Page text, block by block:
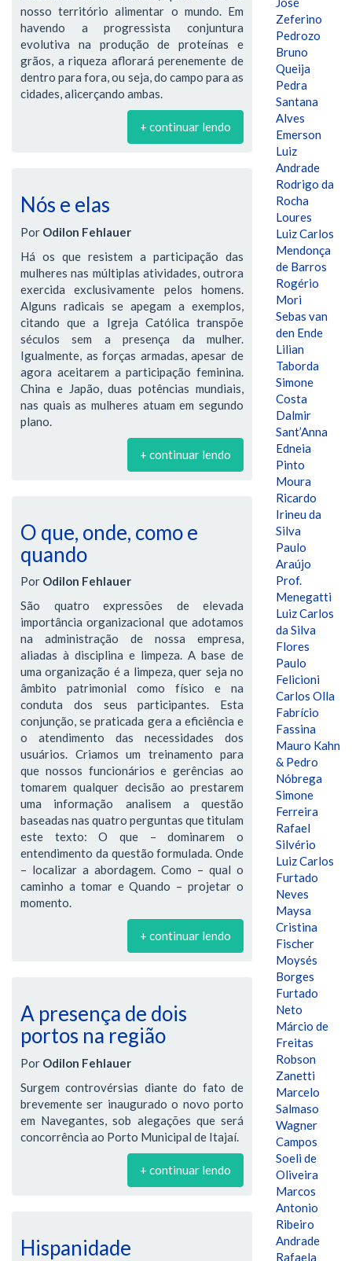
nosso território alimentar o mundo. Em
havendo a progressista conjuntura
evolutiva na produção de proteínas e
grãos, a riqueza aflorará perenemente de
dentro para fora, ou seja, do campo para as
cidades, alicerçando ambas.
+ continuar lendo
Nós e elas
Por Odilon Fehlauer
Há os que resistem a participação das
mulheres nas múltiplas atividades, outrora
exercida exclusivamente pelos homens.
Alguns radicais se apegam a exemplos,
citando que a Igreja Católica transpõe
séculos sem a presença da mulher.
Igualmente, as forças armadas, apesar de
agora aceitarem a participação feminina.
China e Japão, duas potências mundiais,
nas quais as mulheres atuam em segundo
plano.
+ continuar lendo
O que, onde, como e
quando
Por Odilon Fehlauer
São quatro expressões de elevada
importância organizacional que adotamos
na administração de nossa empresa,
aliadas à disciplina e limpeza. A base de
uma organização é a limpeza, quer seja no
âmbito patrimonial como físico e na
conduta dos seus participantes. Esta
conjunção, se praticada gera a eficiência e
o atendimento das necessidades dos
usuários. Criamos um treinamento para
que nossos funcionários e gerências ao
tomarem qualquer decisão ao prestarem
uma informação analisem a questão
baseadas nas quatro perguntas que titulam
este texto: O que – dominarem o
entendimento da questão formulada. Onde
– localizar a abordagem. Como – qual o
caminho a tomar e Quando – projetar o
momento.
+ continuar lendo
A presença de dois
portos na região
Por Odilon Fehlauer
Surgem controvérsias diante do fato de
brevemente ser inaugurado o novo porto
em Navegantes, sob alegações que será
concorrência ao Porto Municipal de Itajaí.
+ continuar lendo
Hispanidade
Zeferino
Pedrozo
Bruno
Queija
Pedra
Santana
Alves
Emerson
Luiz
Andrade
Rodrigo da
Rocha
Loures
Luiz Carlos
Mendonça
de Barros
Rogério
Mori
Sebas van
den Ende
Lilian
Taborda
Simone
Costa
Dalmir
Sant’Anna
Edneia
Pinto
Moura
Ricardo
Irineu da
Silva
Paulo
Araújo
Prof.
Menegatti
Luiz Carlos
da Silva
Flores
Paulo
Felicioni
Carlos Olla
Fabrício
Fassina
Mauro Kahn
& Pedro
Nóbrega
Simone
Ferreira
Rafael
Silvério
Luiz Carlos
Furtado
Neves
Maysa
Cristina
Fischer
Moysés
Borges
Furtado
Neto
Márcio de
Freitas
Robson
Zanetti
Marcelo
Salmaso
Wagner
Campos
Soeli de
Oliveira
Marcos
Antonio
Ribeiro
Andrade
Rafaela